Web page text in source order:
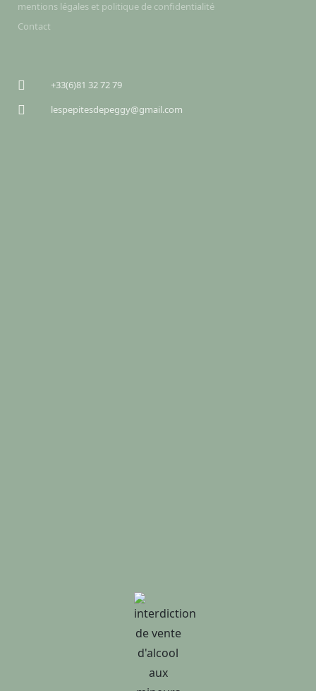
mentions légales et politique de confidentialité
Contact
+33(6)81 32 72 79
lespepitesdepeggy@gmail.com